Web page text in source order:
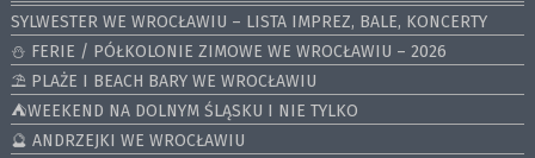
SYLWESTER WE WROCŁAWIU – LISTA IMPREZ, BALE, KONCERTY
⛄️ FERIE / PÓŁKOLONIE ZIMOWE WE WROCŁAWIU – 2026
⛱️ PLAŻE I BEACH BARY WE WROCŁAWIU
⛺️WEEKEND NA DOLNYM ŚLĄSKU I NIE TYLKO
🔮 ANDRZEJKI WE WROCŁAWIU